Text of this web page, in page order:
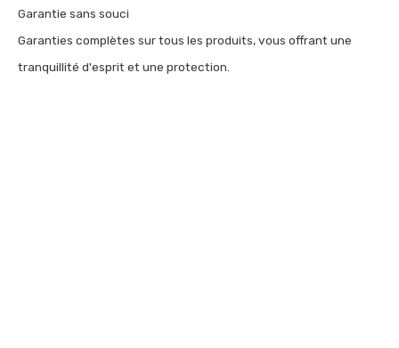
Garantie sans souci
Garanties complètes sur tous les produits, vous offrant une
tranquillité d'esprit et une protection.